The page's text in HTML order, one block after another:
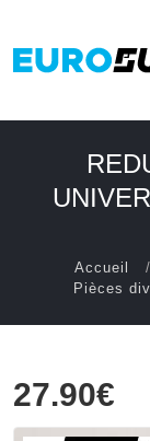
Accueil
Pièces
27.90€